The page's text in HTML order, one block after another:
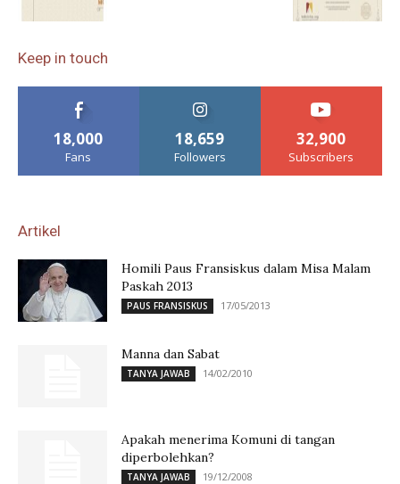
Keep in touch
18,000
Fans
18,659
Followers
32,900
Subscribers
Artikel
Homili Paus Fransiskus dalam Misa Malam
Paskah 2013
PAUS FRANSISKUS 17/05/2013
Manna dan Sabat
TANYA JAWAB 14/02/2010
Apakah menerima Komuni di tangan
diperbolehkan?
TANYA JAWAB 19/12/2008